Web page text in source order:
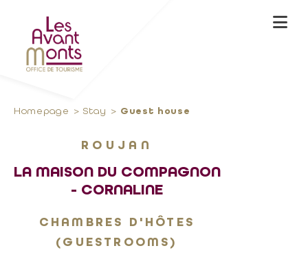
Homepage Stay Guest house
ROUJAN
LA MAISON DU COMPAGNON
- CORNALINE
CHAMBRES D'HÔTES
(GUESTROOMS)